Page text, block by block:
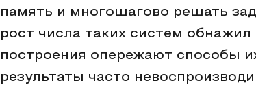
память и многошагово решать
рост числа таких систем
построения опережают способы
результаты часто